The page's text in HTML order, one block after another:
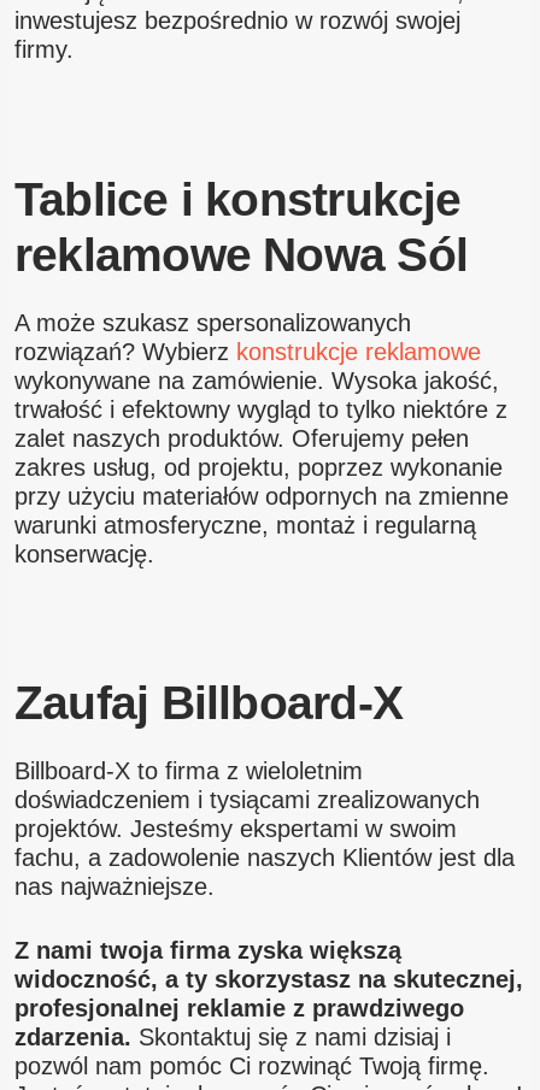
inwestujesz bezpośrednio w rozwój swojej
firmy.
Tablice i konstrukcje
reklamowe Nowa Sól
A może szukasz spersonalizowanych
rozwiązań? Wybierz konstrukcje reklamowe
wykonywane na zamówienie. Wysoka jakość,
trwałość i efektowny wygląd to tylko niektóre z
zalet naszych produktów. Oferujemy pełen
zakres usług, od projektu, poprzez wykonanie
przy użyciu materiałów odpornych na zmienne
warunki atmosferyczne, montaż i regularną
konserwację.
Zaufaj Billboard-X
Billboard-X to firma z wieloletnim
doświadczeniem i tysiącami zrealizowanych
projektów. Jesteśmy ekspertami w swoim
fachu, a zadowolenie naszych Klientów jest dla
nas najważniejsze.
Z nami twoja firma zyska większą
widoczność, a ty skorzystasz na skutecznej,
profesjonalnej reklamie z prawdziwego
zdarzenia. Skontaktuj się z nami dzisiaj i
pozwól nam pomóc Ci rozwinąć Twoją firmę.